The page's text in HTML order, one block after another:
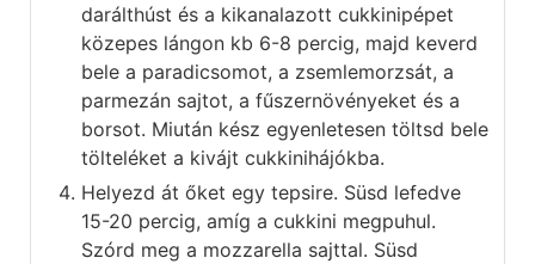
darálthúst és a kikanalazott cukkinipépet
közepes lángon kb 6-8 percig, majd keverd
bele a paradicsomot, a zsemlemorzsát, a
parmezán sajtot, a fűszernövényeket és a
borsot. Miután kész egyenletesen töltsd bele
tölteléket a kivájt cukkinihájókba.
Helyezd át őket egy tepsire. Süsd lefedve
15-20 percig, amíg a cukkini megpuhul.
Szórd meg a mozzarella sajttal. Süsd